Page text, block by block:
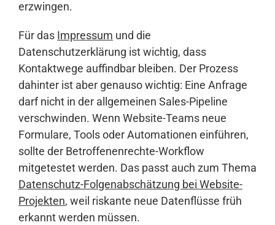
erzwingen.
Für das Impressum und die
Datenschutzerklärung ist wichtig, dass
Kontaktwege auffindbar bleiben. Der Prozess
dahinter ist aber genauso wichtig: Eine Anfrage
darf nicht in der allgemeinen Sales-Pipeline
verschwinden. Wenn Website-Teams neue
Formulare, Tools oder Automationen einführen,
sollte der Betroffenenrechte-Workflow
mitgetestet werden. Das passt auch zum Thema
Datenschutz-Folgenabschätzung bei Website-
Projekten, weil riskante neue Datenflüsse früh
erkannt werden müssen.